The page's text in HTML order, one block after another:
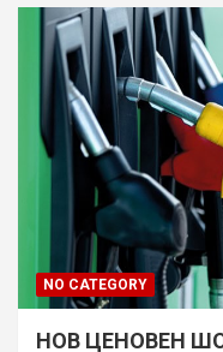
NO CATEGORY
НОВ ЦЕНОВЕН